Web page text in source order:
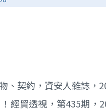
、契約，資安人雜誌，
經貿透視，第435期，